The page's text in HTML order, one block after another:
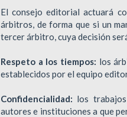
El consejo editorial actuará
árbitros, de forma que si un
tercer árbitro, cuya decisión
Respeto a los tiempos: los
establecidos por el equipo
Confidencialidad: los
autores e instituciones a que